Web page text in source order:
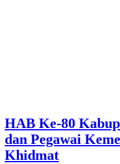
HAB Ke-80
dan Pegawai
Khidmat